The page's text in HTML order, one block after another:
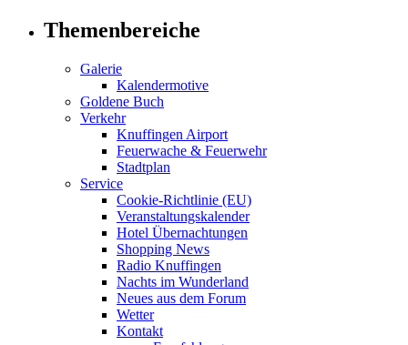
Themenbereiche
Galerie
Kalendermotive
Goldene Buch
Verkehr
Knuffingen Airport
Feuerwache & Feuerwehr
Stadtplan
Service
Cookie-Richtlinie (EU)
Veranstaltungskalender
Hotel Übernachtungen
Shopping News
Radio Knuffingen
Nachts im Wunderland
Neues aus dem Forum
Wetter
Kontakt